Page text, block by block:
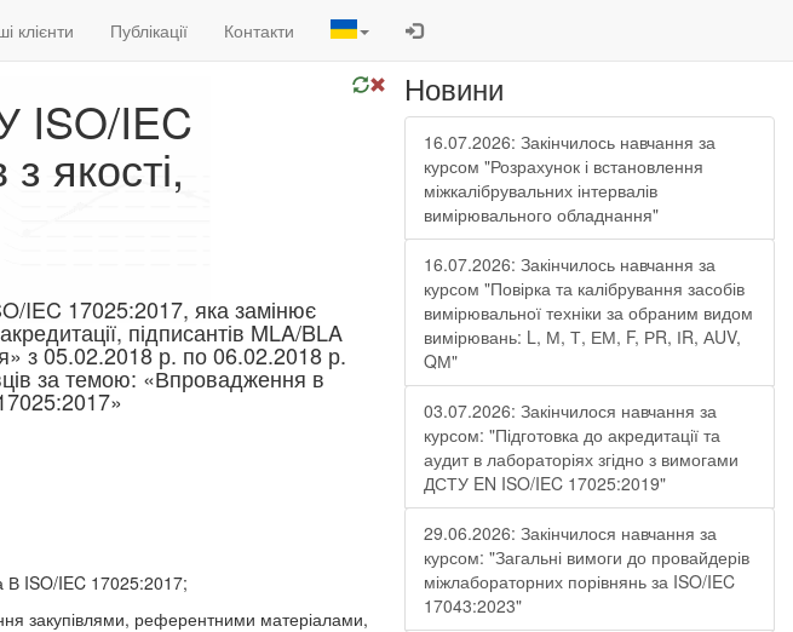
клієнти Публікації Контакти
ISO/IEC
якості,
IEC 17025:2017, яка замінює
підписантів MLA/BLA
з 05.02.2018 р. по 06.02.2018 р.
за темою: «Впровадження в
В ISO/IEC 17025:2017;
закупівлями, референтними матеріалами,
Новини
16.07.2026: Закінчилось навчання за
курсом "Розрахунок і встановлення
міжкалібрувальних інтервалів
вимірювального обладнання"
16.07.2026: Закінчилось навчання за
курсом "Повірка та калібрування засобів
вимірювальної техніки за обраним видом
вимірювань: L, М, Т, ЕМ, F, РR, ІR, АUV,
QМ"
03.07.2026: Закінчилося навчання за
курсом: "Підготовка до акредитації та
аудит в лабораторіях згідно з вимогами
ДСТУ EN ISO/IEC 17025:2019"
29.06.2026: Закінчилося навчання за
курсом: "Загальні вимоги до провайдерів
міжлабораторних порівнянь за ISO/IEC
17043:2023"